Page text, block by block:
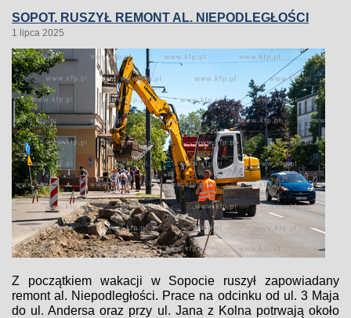
SOPOT. RUSZYŁ REMONT AL. NIEPODLEGŁOŚCI
1 lipca 2025
Z początkiem wakacji w Sopocie ruszył zapowiadany
remont al. Niepodległości. Prace na odcinku od ul. 3 Maja
do ul. Andersa oraz przy ul. Jana z Kolna potrwają około